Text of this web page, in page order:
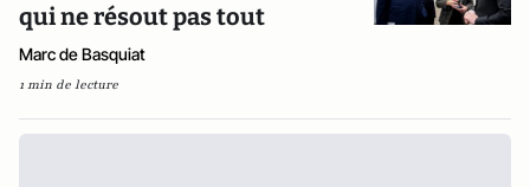
qui ne résout pas tout
Marc de Basquiat
1 min de lecture